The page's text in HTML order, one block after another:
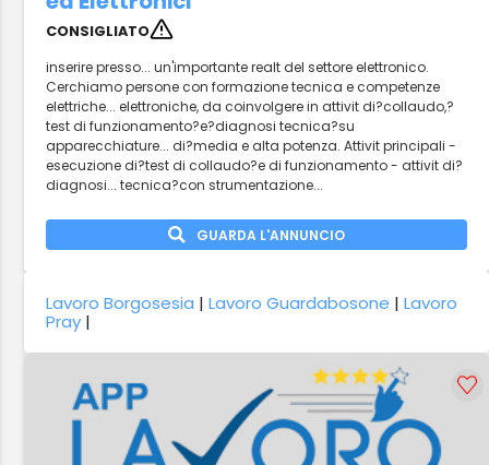
CONSIGLIATO
inserire presso... un'importante realt del settore elettronico.
Cerchiamo persone con formazione tecnica e competenze
elettriche... elettroniche, da coinvolgere in attivit di?collaudo,?
test di funzionamento?e?diagnosi tecnica?su
apparecchiature... di?media e alta potenza. Attivit principali -
esecuzione di?test di collaudo?e di funzionamento - attivit di?
diagnosi... tecnica?con strumentazione...
GUARDA L'ANNUNCIO
Lavoro Borgosesia |Lavoro Guardabosone |Lavoro
Pray |